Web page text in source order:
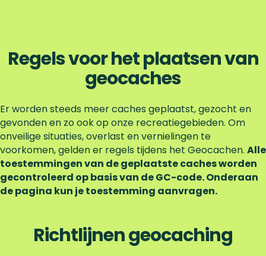
Regels voor het plaatsen van
geocaches
Er worden steeds meer caches geplaatst, gezocht en
gevonden en zo ook op onze recreatiegebieden. Om
onveilige situaties, overlast en vernielingen te
voorkomen, gelden er regels tijdens het Geocachen. Alle
toestemmingen van de geplaatste caches worden
gecontroleerd op basis van de GC-code. Onderaan
de pagina kun je toestemming aanvragen.
Richtlijnen geocaching